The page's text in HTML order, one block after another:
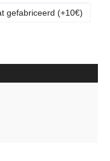
gefabriceerd (+10€)